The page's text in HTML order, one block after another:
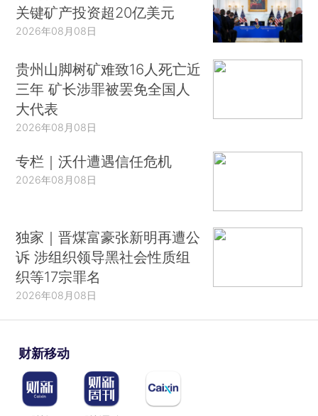
关键矿产投资超20亿美元
2026年08月08日
贵州山脚树矿难致16人死亡近
三年 矿长涉罪被罢免全国人
大代表
2026年08月08日
专栏｜沃什遭遇信任危机
2026年08月08日
独家｜晋煤富豪张新明再遭公
诉 涉组织领导黑社会性质组
织等17宗罪名
2026年08月08日
财新移动